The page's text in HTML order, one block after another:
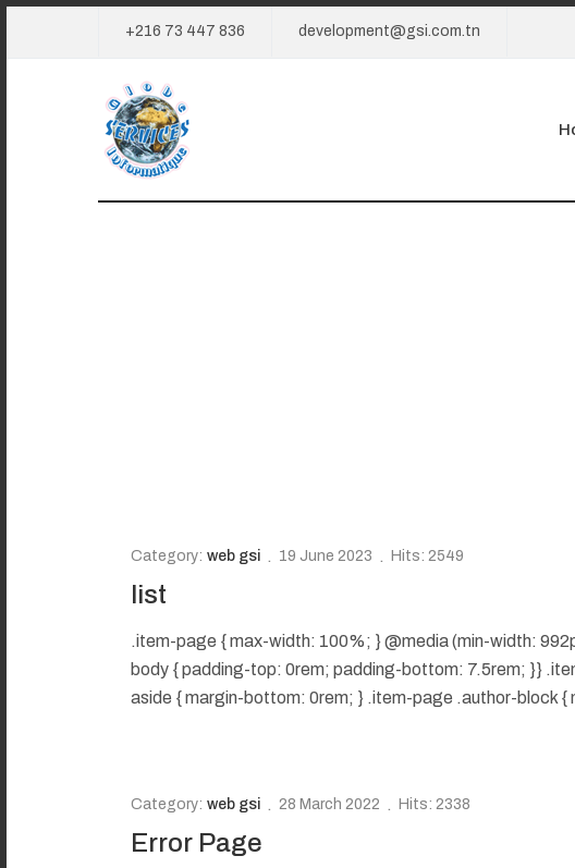
+216 73 447 836 development@gsi.com.tn
list
Category: web gsi 19 June 2023 Hits: 2549
.item-page { max-width: 100%; } @media (min-width:
body { padding-top: 0rem; padding-bottom: 7.5rem; }}
aside { margin-bottom: 0rem; } .item-page .author-block {
Error Page
Category: web gsi 28 March 2022 Hits: 2338